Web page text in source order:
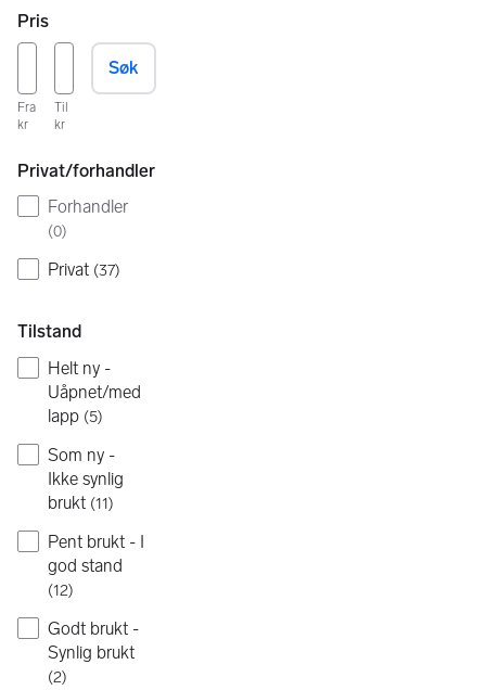
Pris
Fra
kr
Til
kr
Søk
Privat/forhandler
Forhandler
(0)
Privat (37)
Tilstand
Helt ny -
Uåpnet/med
lapp (5)
Som ny -
Ikke synlig
brukt (11)
Pent brukt - I
god stand
(12)
Godt brukt -
Synlig brukt
(2)